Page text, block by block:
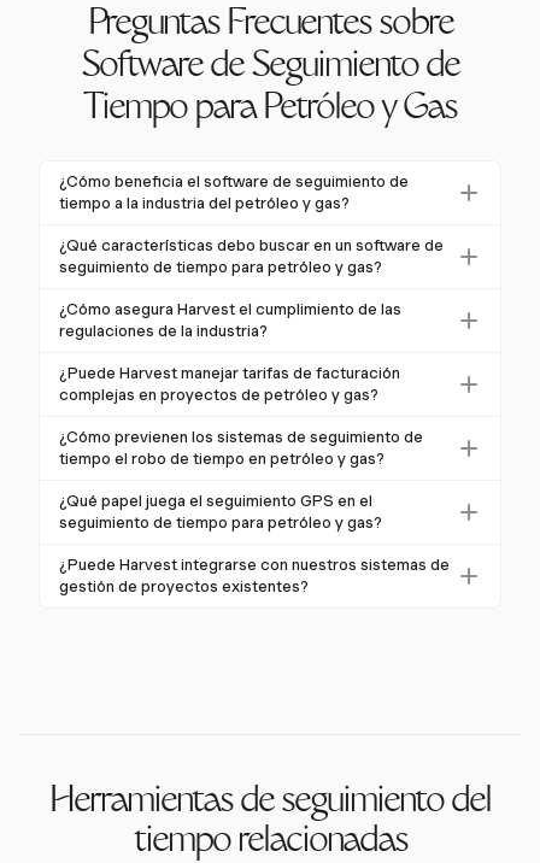
Preguntas Frecuentes sobre
Software de Seguimiento de
Tiempo para Petróleo y Gas
¿Cómo beneficia el software de seguimiento de
tiempo a la industria del petróleo y gas?
El software de seguimiento de tiempo beneficia a la
industria del petróleo y gas al mejorar la gestión de
y optimizar la eficiencia operativa. Un seguimiento
preciso ayuda a mitigar la fuga de nómina y mejora la
asignación de recursos.
¿Qué características debo buscar en un software de
seguimiento de tiempo para petróleo y gas?
Las características clave incluyen capacidades
móviles y offline, seguimiento GPS avanzado,
autenticación biométrica. Estas características
abordan las necesidades de operaciones remotas y
cumplimiento de la industria.
¿Cómo asegura Harvest el cumplimiento de las
regulaciones de la industria?
Harvest asegura el cumplimiento ofreciendo
auditorías detalladas, informes personalizables y
todas las horas trabajadas y proporciona alertas
cuando se acercan a los límites del presupuesto del
proyecto.
¿Puede Harvest manejar tarifas de facturación
complejas en proyectos de petróleo y gas?
Sí, Harvest admite tarifas de facturación flexibles,
permitiéndote establecer tarifas específicas por
roles y tipos de trabajo típicos en proyectos de
petróleo y gas.
¿Cómo previenen los sistemas de seguimiento de
tiempo el robo de tiempo en petróleo y gas?
Los sistemas de seguimiento de tiempo previenen el
robo de tiempo a través de características como la
auditorías robustas. Estas herramientas verifican la
presencia de los empleados y aseguran entradas de
¿Qué papel juega el seguimiento GPS en el
seguimiento de tiempo para petróleo y gas?
El seguimiento GPS mejora la verificación de
ubicación y la seguridad, crucial para entornos
¿Puede Harvest integrarse con nuestros sistemas de
gestión de proyectos existentes?
Herramientas de seguimiento del
tiempo relacionadas